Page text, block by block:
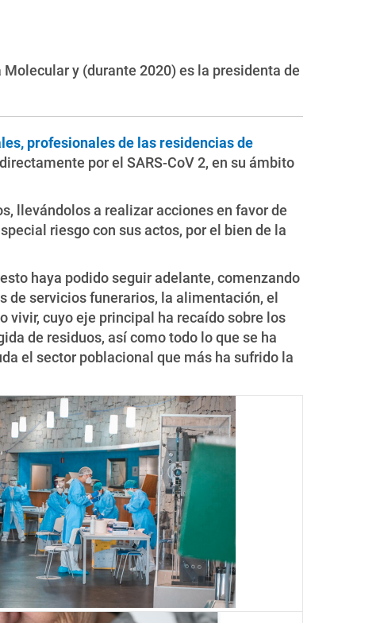
y (durante 2020) es la presidenta de
profesionales de las residencias de
por el SARS-CoV 2, en su ámbito
llevándolos a realizar acciones en favor de
riesgo con sus actos, por el bien de la
haya podido seguir adelante, comenzando
de servicios funerarios, la alimentación, el
cuyo eje principal ha recaído sobre los
de residuos, así como todo lo que se ha
el sector poblacional que más ha sufrido la